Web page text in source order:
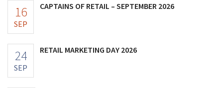
16
SEP
CAPTAINS OF RETAIL – SEPTEMBER 2026
24
SEP
RETAIL MARKETING DAY 2026